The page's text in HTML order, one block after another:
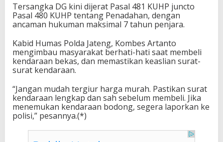
Tersangka DG kini dijerat Pasal 481 KUHP juncto
Pasal 480 KUHP tentang Penadahan, dengan
ancaman hukuman maksimal 7 tahun penjara.
Kabid Humas Polda Jateng, Kombes Artanto
mengimbau masyarakat berhati-hati saat membeli
kendaraan bekas, dan memastikan keaslian surat-
surat kendaraan.
“Jangan mudah tergiur harga murah. Pastikan surat
kendaraan lengkap dan sah sebelum membeli. Jika
menemukan kendaraan bodong, segera laporkan ke
polisi,” pesannya.(*)